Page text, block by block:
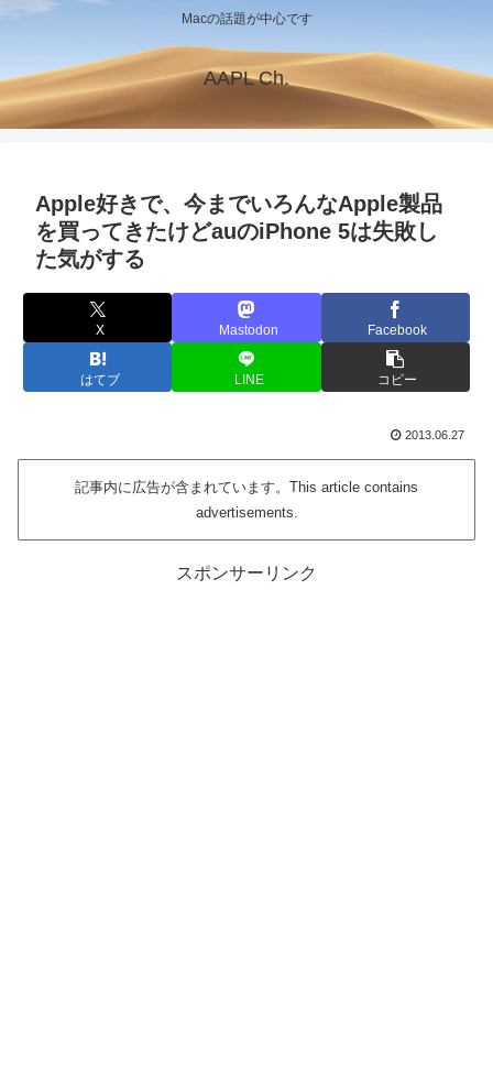
Macの話題が中心です
AAPL Ch.
Apple好きで、今までいろんなApple製品
を買ってきたけどauのiPhone 5は失敗し
た気がする
X Mastodon Facebook
はてブ LINE コピー
2013.06.27
記事内に広告が含まれています。This article contains
advertisements.
スポンサーリンク